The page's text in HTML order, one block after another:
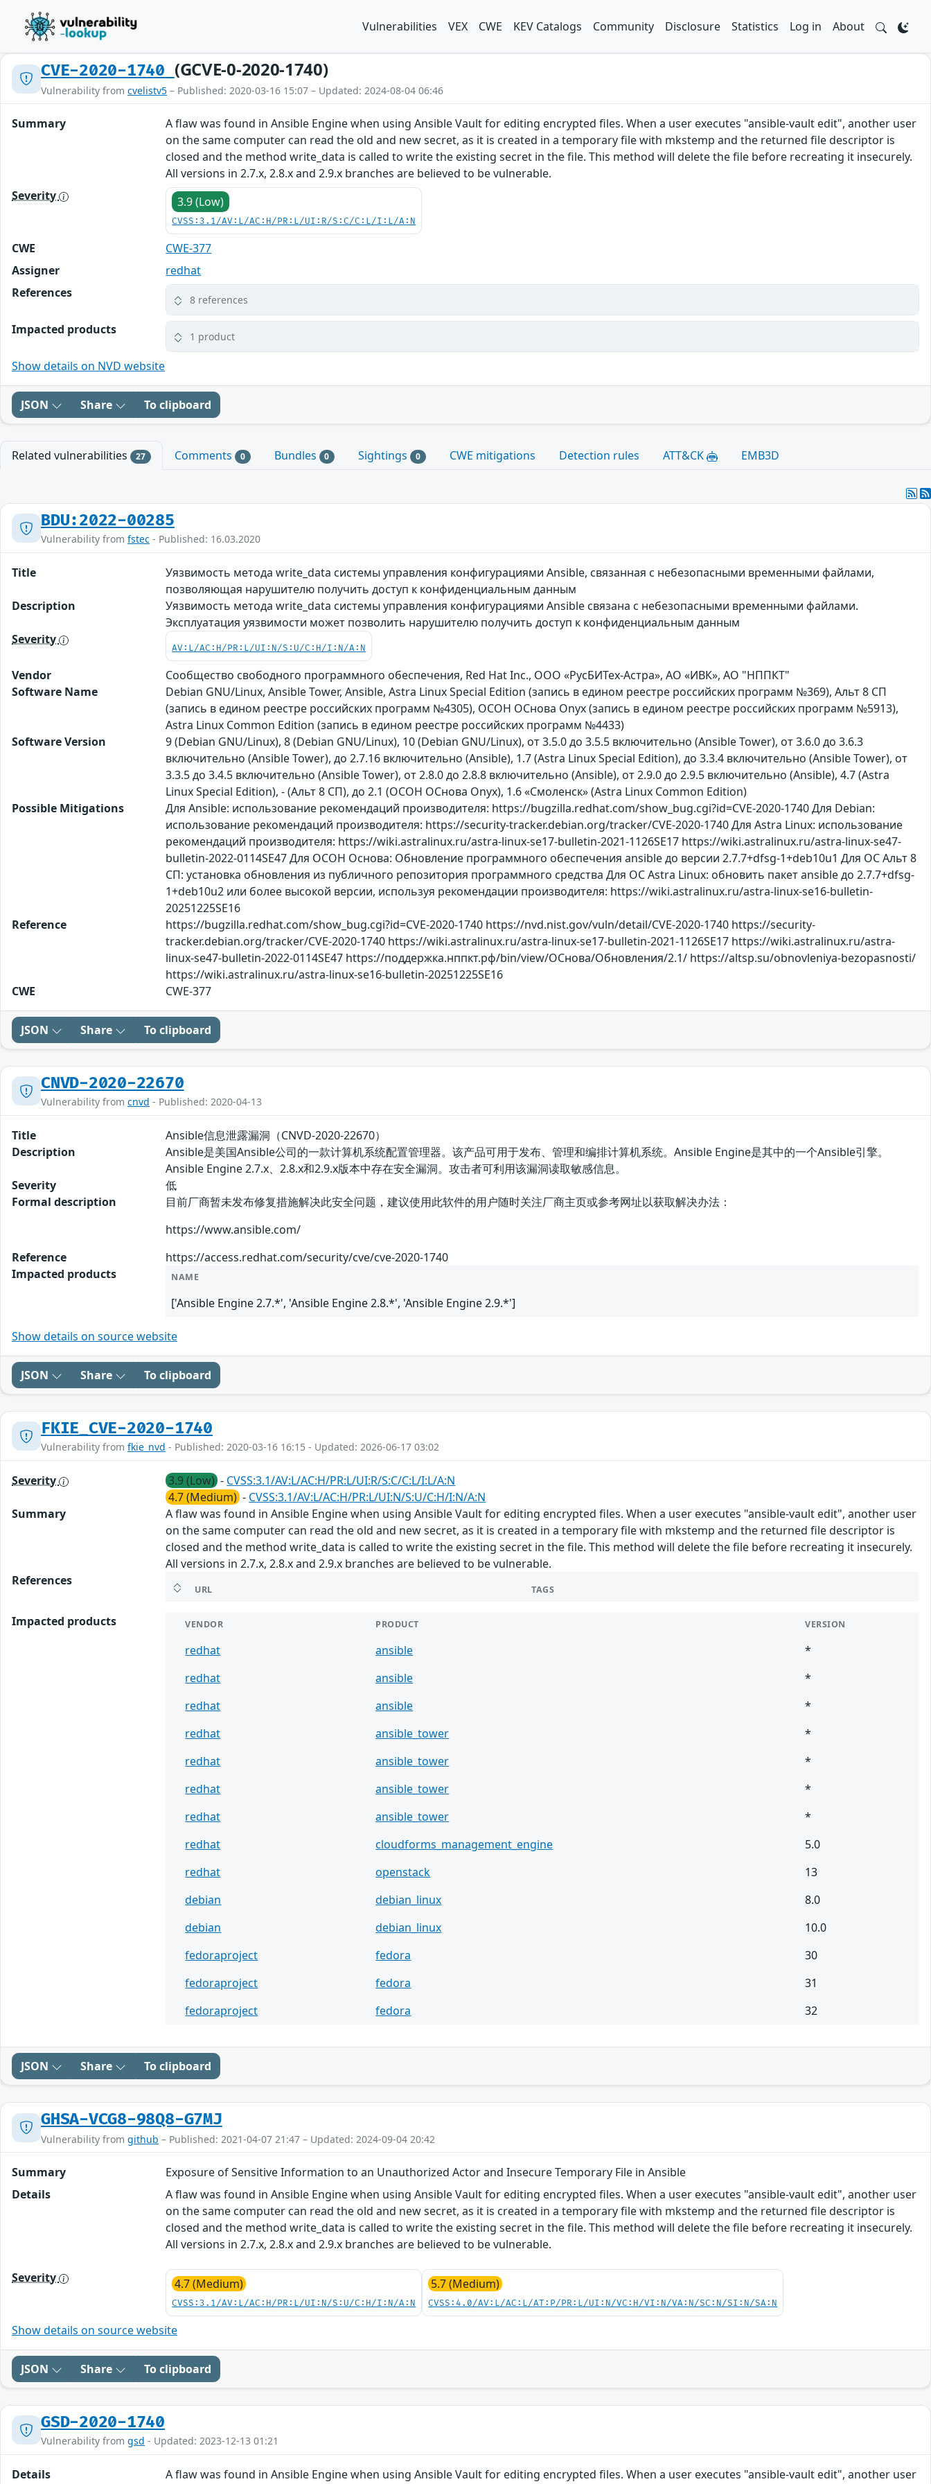
Vulnerabilities VEX CWE KEV Catalogs Community Disclosure Statistics Log in About
CVE-2020-1740 (GCVE-0-2020-1740)
Vulnerability from cvelistv5 – Published: 2020-03-16 15:07 – Updated: 2024-08-04 06:46
Summary
A flaw was found in Ansible Engine when using Ansible Vault for editing encrypted files. When a user executes "ansible-vault edit", another user
on the same computer can read the old and new secret, as it is created in a temporary file with mkstemp and the returned file descriptor is
closed and the method write_data is called to write the existing secret in the file. This method will delete the file before recreating it insecurely.
All versions in 2.7.x, 2.8.x and 2.9.x branches are believed to be vulnerable.
Severity
3.9 (Low)
CVSS:3.1/AV:L/AC:H/PR:L/UI:R/S:C/C:L/I:L/A:N
CWE
CWE-377
Assigner
redhat
References
8 references
Impacted products 1 product
Show details on NVD website
JSON Share To clipboard
Related vulnerabilities 27 Comments 0 Bundles 0 Sightings 0 CWE mitigations Detection rules ATT&CK EMB3D
BDU:2022-00285
Vulnerability from fstec - Published: 16.03.2020
Title
Уязвимость метода write_data системы управления конфигурациями Ansible, связанная с небезопасными временными файлами,
позволяющая нарушителю получить доступ к конфиденциальным данным
Description
Уязвимость метода write_data системы управления конфигурациями Ansible связана с небезопасными временными файлами.
Эксплуатация уязвимости может позволить нарушителю получить доступ к конфиденциальным данным
Severity
AV:L/AC:H/PR:L/UI:N/S:U/C:H/I:N/A:N
Vendor
Сообщество свободного программного обеспечения, Red Hat Inc., ООО «РусБИТех-Астра», АО «ИВК», АО "НППКТ"
Software Name
Debian GNU/Linux, Ansible Tower, Ansible, Astra Linux Special Edition (запись в едином реестре российских программ №369), Альт 8 СП
(запись в едином реестре российских программ №4305), ОСОН ОСнова Оnyx (запись в едином реестре российских программ №5913),
Astra Linux Common Edition (запись в едином реестре российских программ №4433)
Software Version
9 (Debian GNU/Linux), 8 (Debian GNU/Linux), 10 (Debian GNU/Linux), от 3.5.0 до 3.5.5 включительно (Ansible Tower), от 3.6.0 до 3.6.3
включительно (Ansible Tower), до 2.7.16 включительно (Ansible), 1.7 (Astra Linux Special Edition), до 3.3.4 включительно (Ansible Tower), от
3.3.5 до 3.4.5 включительно (Ansible Tower), от 2.8.0 до 2.8.8 включительно (Ansible), от 2.9.0 до 2.9.5 включительно (Ansible), 4.7 (Astra
Linux Special Edition), - (Альт 8 СП), до 2.1 (ОСОН ОСнова Оnyx), 1.6 «Смоленск» (Astra Linux Common Edition)
Possible Mitigations
Для Ansible: использование рекомендаций производителя: https://bugzilla.redhat.com/show_bug.cgi?id=CVE-2020-1740 Для Debian:
использование рекомендаций производителя: https://security-tracker.debian.org/tracker/CVE-2020-1740 Для Astra Linux: использование
рекомендаций производителя: https://wiki.astralinux.ru/astra-linux-se17-bulletin-2021-1126SE17 https://wiki.astralinux.ru/astra-linux-se47-
bulletin-2022-0114SE47 Для ОСОН Основа: Обновление программного обеспечения ansible до версии 2.7.7+dfsg-1+deb10u1 Для ОС Альт 8
СП: установка обновления из публичного репозитория программного средства Для ОС Astra Linux: обновить пакет ansible до 2.7.7+dfsg-
1+deb10u2 или более высокой версии, используя рекомендации производителя: https://wiki.astralinux.ru/astra-linux-se16-bulletin-
20251225SE16
Reference
https://bugzilla.redhat.com/show_bug.cgi?id=CVE-2020-1740 https://nvd.nist.gov/vuln/detail/CVE-2020-1740 https://security-
tracker.debian.org/tracker/CVE-2020-1740 https://wiki.astralinux.ru/astra-linux-se17-bulletin-2021-1126SE17 https://wiki.astralinux.ru/astra-
linux-se47-bulletin-2022-0114SE47 https://поддержка.нппкт.рф/bin/view/ОСнова/Обновления/2.1/ https://altsp.su/obnovleniya-bezopasnosti/
https://wiki.astralinux.ru/astra-linux-se16-bulletin-20251225SE16
CWE
CWE-377
JSON Share To clipboard
CNVD-2020-22670
Vulnerability from cnvd - Published: 2020-04-13
Title
Ansible信息泄露漏洞（CNVD-2020-22670）
Description
Ansible是美国Ansible公司的一款计算机系统配置管理器。该产品可用于发布、管理和编排计算机系统。Ansible Engine是其中的一个Ansible引擎。
Ansible Engine 2.7.x、2.8.x和2.9.x版本中存在安全漏洞。攻击者可利用该漏洞读取敏感信息。
Severity
低
Formal description
目前厂商暂未发布修复措施解决此安全问题，建议使用此软件的用户随时关注厂商主页或参考网址以获取解决办法：
https://www.ansible.com/
Reference
https://access.redhat.com/security/cve/cve-2020-1740
Impacted products
NAME
['Ansible Engine 2.7.*', 'Ansible Engine 2.8.*', 'Ansible Engine 2.9.*']
Show details on source website
JSON Share To clipboard
FKIE_CVE-2020-1740
Vulnerability from fkie_nvd - Published: 2020-03-16 16:15 - Updated: 2026-06-17 03:02
Severity 3.9 (Low) - CVSS:3.1/AV:L/AC:H/PR:L/UI:R/S:C/C:L/I:L/A:N
4.7 (Medium) - CVSS:3.1/AV:L/AC:H/PR:L/UI:N/S:U/C:H/I:N/A:N
Summary
A flaw was found in Ansible Engine when using Ansible Vault for editing encrypted files. When a user executes "ansible-vault edit", another user
on the same computer can read the old and new secret, as it is created in a temporary file with mkstemp and the returned file descriptor is
closed and the method write_data is called to write the existing secret in the file. This method will delete the file before recreating it insecurely.
All versions in 2.7.x, 2.8.x and 2.9.x branches are believed to be vulnerable.
References
URL TAGS
Impacted products VENDOR PRODUCT VERSION
redhat ansible
*
redhat
ansible
*
redhat
ansible
*
redhat
ansible_tower
*
redhat
ansible_tower
*
redhat
ansible_tower
*
redhat
ansible_tower
*
redhat
cloudforms_management_engine
5.0
redhat
openstack
13
debian
debian_linux
8.0
debian
debian_linux
10.0
fedoraproject
fedora
30
fedoraproject
fedora
31
fedoraproject
fedora 32
JSON Share To clipboard
GHSA-VCG8-98Q8-G7MJ
Vulnerability from github – Published: 2021-04-07 21:47 – Updated: 2024-09-04 20:42
Summary
Exposure of Sensitive Information to an Unauthorized Actor and Insecure Temporary File in Ansible
Details
A flaw was found in Ansible Engine when using Ansible Vault for editing encrypted files. When a user executes "ansible-vault edit", another user
on the same computer can read the old and new secret, as it is created in a temporary file with mkstemp and the returned file descriptor is
closed and the method write_data is called to write the existing secret in the file. This method will delete the file before recreating it insecurely.
All versions in 2.7.x, 2.8.x and 2.9.x branches are believed to be vulnerable.
Severity 4.7 (Medium)
CVSS:3.1/AV:L/AC:H/PR:L/UI:N/S:U/C:H/I:N/A:N
5.7 (Medium)
CVSS:4.0/AV:L/AC:L/AT:P/PR:L/UI:N/VC:H/VI:N/VA:N/SC:N/SI:N/SA:N
Show details on source website
JSON Share To clipboard
GSD-2020-1740
Vulnerability from gsd - Updated: 2023-12-13 01:21
Details
A flaw was found in Ansible Engine when using Ansible Vault for editing encrypted files. When a user executes "ansible-vault edit", another user